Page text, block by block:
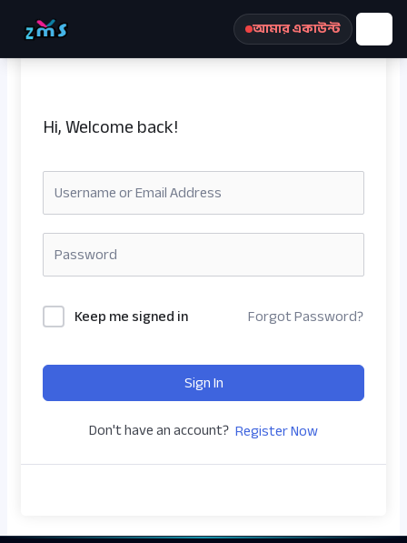
আমার একাউন্ট
Hi, Welcome back!
Keep me signed in Forgot Password?
Sign In
Don't have an account? Register Now